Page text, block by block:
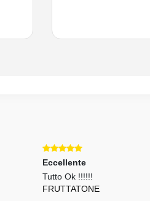
Eccellente
Tutto Ok !!!!!!
FRUTTATONE